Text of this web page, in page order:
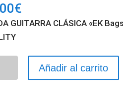
€
GUITARRA CLÁSICA «EK
Añadir al carrito